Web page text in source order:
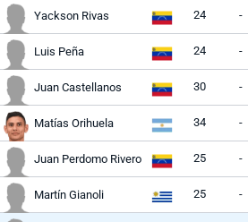
Yackson Rivas 24 -
Luis Peña 24 -
Juan Castellanos 30 -
Matías Orihuela 34 -
Juan Perdomo Rivero 25 -
Martín Gianoli 25 -